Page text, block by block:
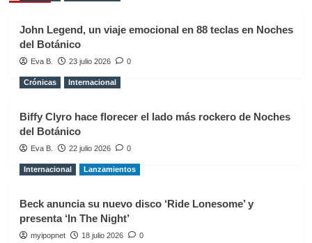
John Legend, un viaje emocional en 88 teclas en Noches
del Botánico
Eva B. 23 julio 2026 0
Crónicas Internacional
Biffy Clyro hace florecer el lado más rockero de Noches
del Botánico
Eva B. 22 julio 2026 0
Internacional Lanzamientos
Beck anuncia su nuevo disco ‘Ride Lonesome’ y
presenta ‘In The Night’
myipopnet 18 julio 2026 0